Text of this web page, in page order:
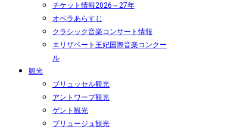
チケット情報2026～27年
オペラあらすじ
クラシック音楽コンサート情報
エリザベート王妃国際音楽コンクー
ル
観光
ブリュッセル観光
アントワープ観光
ゲント観光
ブリュージュ観光